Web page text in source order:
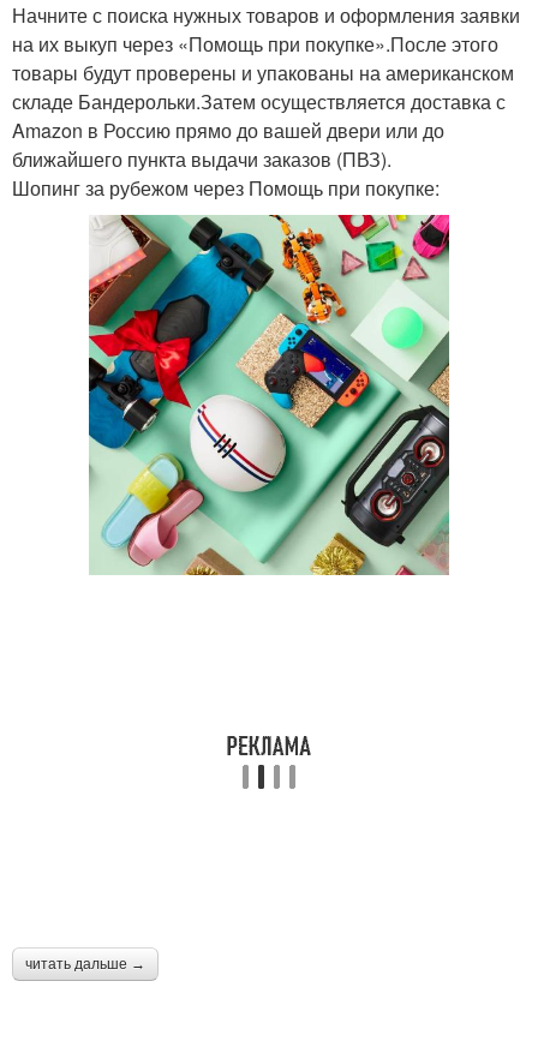
Начните с поиска нужных товаров и оформления заявки
на их выкуп через «Помощь при покупке».После этого
товары будут проверены и упакованы на американском
складе Бандерольки.Затем осуществляется доставка с
Amazon в Россию прямо до вашей двери или до
ближайшего пункта выдачи заказов (ПВЗ).
Шопинг за рубежом через Помощь при покупке:
читать дальше →